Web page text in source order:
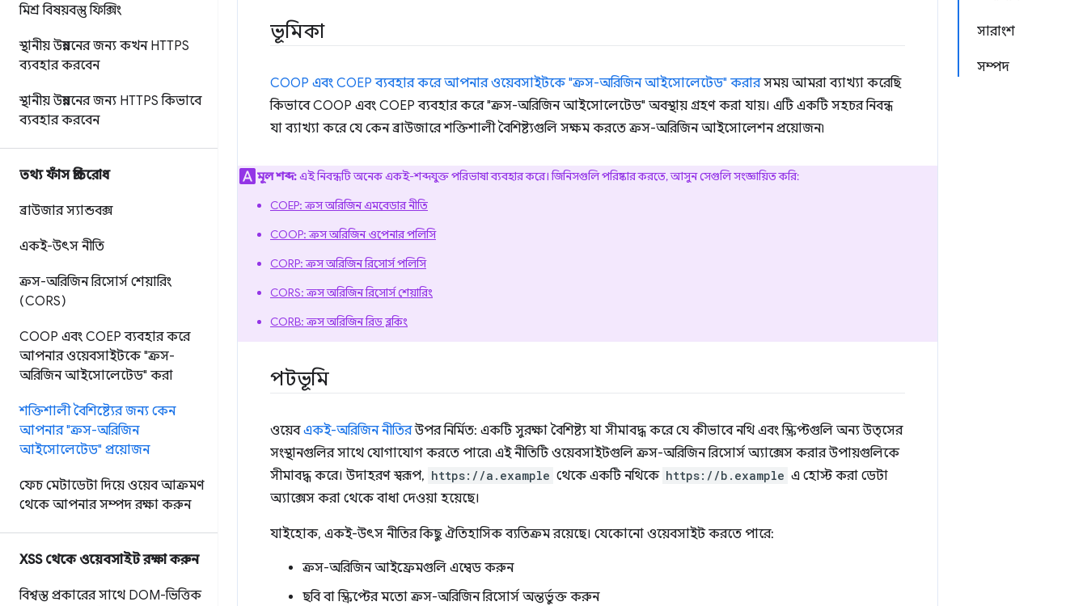
মিশ্র বিষয়বস্তু ফিক্সিং
স্থানীয় উন্নয়নের জন্য কখন HTTPS
ব্যবহার করবেন
স্থানীয় উন্নয়নের জন্য HTTPS কিভাবে
ব্যবহার করবেন
তথ্য ফাঁস প্রতিরোধ
ব্রাউজার স্যান্ডবক্স
একই-উৎস নীতি
ক্রস-অরিজিন রিসোর্স শেয়ারিং
(CORS)
COOP এবং COEP ব্যবহার করে
আপনার ওয়েবসাইটকে "ক্রস-
অরিজিন আইসোলেটেড" করা
শক্তিশালী বৈশিষ্ট্যের জন্য কেন
আপনার "ক্রস-অরিজিন
আইসোলেটেড" প্রয়োজন
ফেচ মেটাডেটা দিয়ে ওয়েব আক্রমণ
থেকে আপনার সম্পদ রক্ষা করুন
XSS থেকে ওয়েবসাইট রক্ষা করুন
বিশ্বস্ত প্রকারের সাথে DOM-ভিত্তিক
সারাংশ
সম্পদ
ভূমিকা
COOP এবং COEP ব্যবহার করে আপনার ওয়েবসাইটকে "ক্রস-অরিজিন আইসোলেটেড" করারসময় আমরা ব্যাখ্যা করেছি
কিভাবে COOP এবং COEP ব্যবহার করে "ক্রস-অরিজিন আইসোলেটেড" অবস্থায় গ্রহণ করা যায়। এটি একটি সহচর নিবন্ধ
যা ব্যাখ্যা করে যে কেন ব্রাউজারে শক্তিশালী বৈশিষ্ট্যগুলি সক্ষম করতে ক্রস-অরিজিন আইসোলেশন প্রয়োজন৷
মূল শব্দ:এই নিবন্ধটি অনেক একই-শব্দযুক্ত পরিভাষা ব্যবহার করে। জিনিসগুলি পরিষ্কার করতে, আসুন সেগুলি সংজ্ঞায়িত করি:
COEP: ক্রস অরিজিন এমবেডার নীতি
COOP: ক্রস অরিজিন ওপেনার পলিসি
CORP: ক্রস অরিজিন রিসোর্স পলিসি
CORS: ক্রস অরিজিন রিসোর্স শেয়ারিং
CORB: ক্রস অরিজিন রিড ব্লকিং
পটভূমি
ওয়েবএকই-অরিজিন নীতিরউপর নির্মিত: একটি সুরক্ষা বৈশিষ্ট্য যা সীমাবদ্ধ করে যে কীভাবে নথি এবং স্ক্রিপ্টগুলি অন্য উত্সের
সংস্থানগুলির সাথে যোগাযোগ করতে পারে৷ এই নীতিটি ওয়েবসাইটগুলি ক্রস-অরিজিন রিসোর্স অ্যাক্সেস করার উপায়গুলিকে
সীমাবদ্ধ করে। উদাহরণ স্বরূপ, https://a.example থেকে একটি নথিকে https://b.example এ হোস্ট করা ডেটা
অ্যাক্সেস করা থেকে বাধা দেওয়া হয়েছে।
যাইহোক, একই-উৎস নীতির কিছু ঐতিহাসিক ব্যতিক্রম রয়েছে। যেকোনো ওয়েবসাইট করতে পারে:
ক্রস-অরিজিন আইফ্রেমগুলি এম্বেড করুন
ছবি বা স্ক্রিপ্টের মতো ক্রস-অরিজিন রিসোর্স অন্তর্ভুক্ত করুন